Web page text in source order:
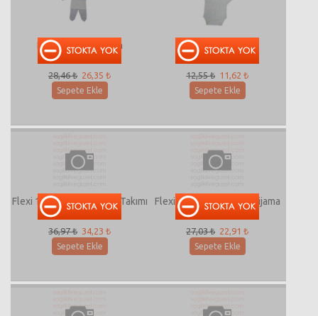
Flexi-217003 Takım
28,46 ₺ 26,35 ₺
Sepete Ekle
Flexi-212031 Bady
12,55 ₺ 11,62 ₺
Sepete Ekle
Flexi 1040 Erkek Mevlüt Takımı
36,97 ₺ 34,23 ₺
Sepete Ekle
Flexi-F3042 İkili Erkek pijama
Takımı
27,03 ₺ 22,91 ₺
Sepete Ekle